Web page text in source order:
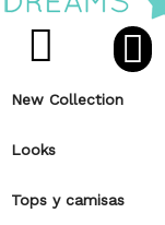
New Collection
Looks
Tops y camisas